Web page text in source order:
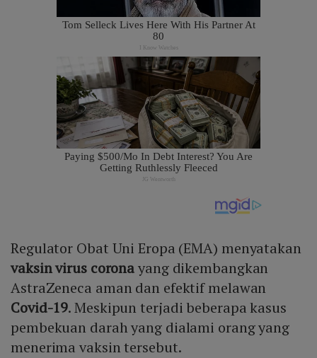
Regulator Obat Uni Eropa (EMA) menyatakan
vaksin virus coronayang dikembangkan
AstraZeneca aman dan efektif melawan
Covid-19. Meskipun terjadi beberapa kasus
pembekuan darah yang dialami orang yang
menerima vaksin tersebut.